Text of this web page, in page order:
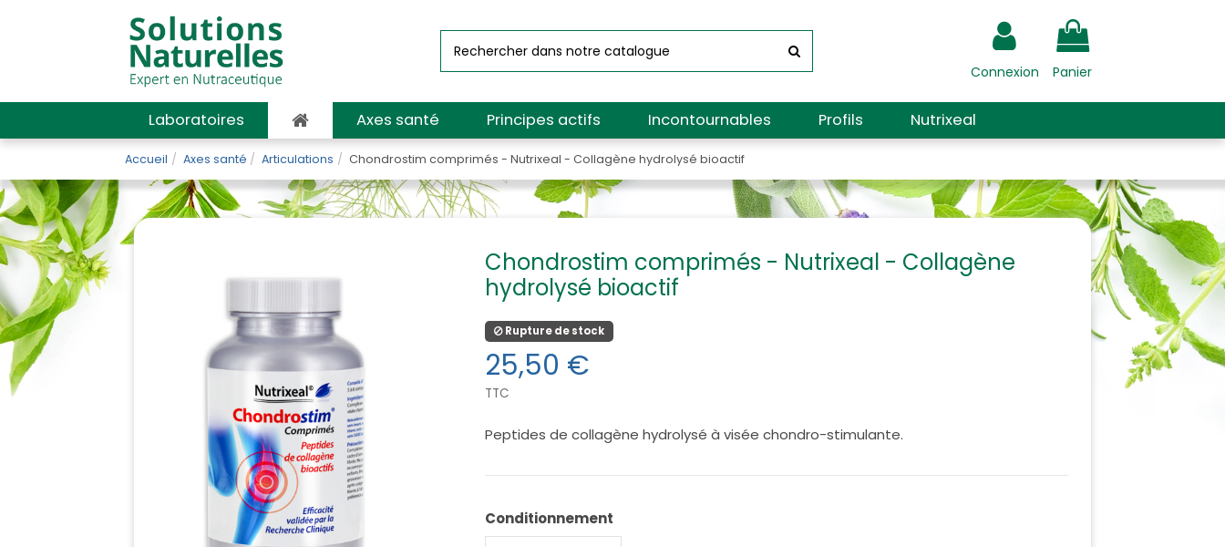
Connexion Panier
Laboratoires Axes santé Principes actifs Incontournables Profils Nutrixeal
Accueil Axes santé Articulations Chondrostim comprimés - Nutrixeal - Collagène hydrolysé bioactif
Chondrostim comprimés - Nutrixeal - Collagène
hydrolysé bioactif
Rupture de stock
25,50 €
TTC
Peptides de collagène hydrolysé à visée chondro-stimulante.
Conditionnement